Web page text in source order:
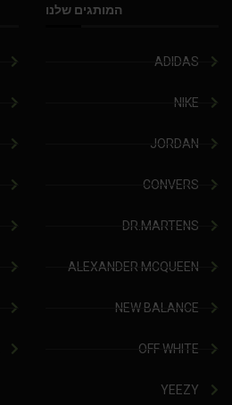
המותגים שלנו
ADIDAS
NIKE
JORDAN
CONVERS
DR.MARTENS
ALEXANDER MCQUEEN
NEW BALANCE
OFF WHITE
YEEZY